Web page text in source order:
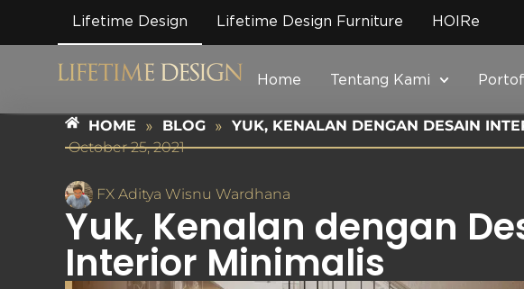
Lifetime Design Lifetime Design Furniture HOIRe
Home Tentang Kami
HOME » BLOG » YUK, KENALAN DENGAN DESAIN
October 25, 2021
FX Aditya Wisnu Wardhana
Yuk, Kenalan dengan
Interior Minimalis